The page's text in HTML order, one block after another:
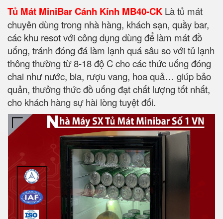
Tủ Mát MiniBar Cánh Kính MB40-CK Là tủ mát
chuyên dùng trong nhà hàng, khách sạn, quầy bar,
các khu resot với công dụng dùng để làm mát đồ
uống, tránh đóng đá làm lạnh quá sâu so với tủ lạnh
thông thường từ 8-18 độ C cho các thức uống đóng
chai như nước, bia, rượu vang, hoa quả… giúp bảo
quản, thưởng thức đồ uống đạt chất lượng tốt nhất,
cho khách hàng sự hài lòng tuyệt đối.